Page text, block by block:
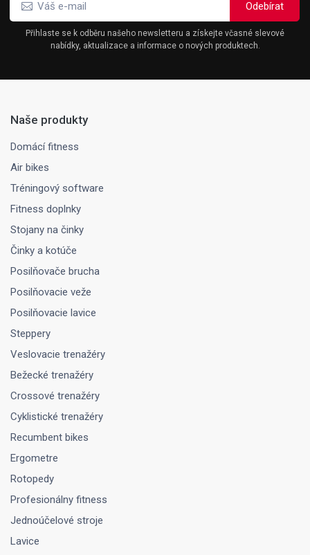
Přihlaste se k odběru našeho newsletteru a získejte včasné slevové
nabídky, aktualizace a informace o nových produktech.
Naše produkty
Domácí fitness
Air bikes
Tréningový software
Fitness doplnky
Stojany na činky
Činky a kotúče
Posilňovače brucha
Posilňovacie veže
Posilňovacie lavice
Steppery
Veslovacie trenažéry
Bežecké trenažéry
Crossové trenažéry
Cyklistické trenažéry
Recumbent bikes
Ergometre
Rotopedy
Profesionálny fitness
Jednoúčelové stroje
Lavice